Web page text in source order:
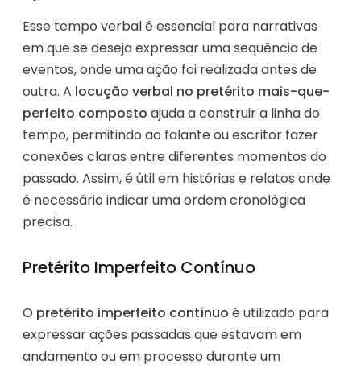
Esse tempo verbal é essencial para narrativas
em que se deseja expressar uma sequência de
eventos, onde uma ação foi realizada antes de
outra. A locução verbal no pretérito mais-que-
perfeito composto ajuda a construir a linha do
tempo, permitindo ao falante ou escritor fazer
conexões claras entre diferentes momentos do
passado. Assim, é útil em histórias e relatos onde
é necessário indicar uma ordem cronológica
precisa.
Pretérito Imperfeito Contínuo
O pretérito imperfeito contínuo é utilizado para
expressar ações passadas que estavam em
andamento ou em processo durante um